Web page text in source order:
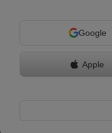
Google
Apple